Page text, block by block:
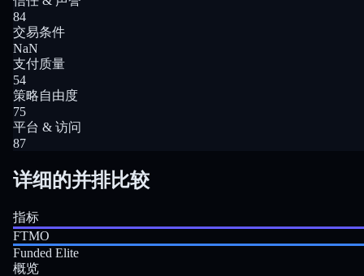
84
交易条件
NaN
支付质量
54
策略自由度
75
平台 & 访问
87
详细的并排比较
指标
FTMO
Funded Elite
概览